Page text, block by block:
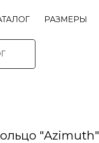
РАЗМЕРЫ
"Azimuth"